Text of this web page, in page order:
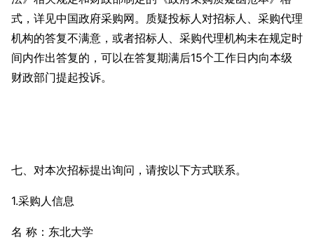
式，详见中国政府采购网。质疑投标人对招标人、采购代理
机构的答复不满意，或者招标人、采购代理机构未在规定时
间内作出答复的，可以在答复期满后15个工作日内向本级
财政部门提起投诉。
七、对本次招标提出询问，请按以下方式联系。
1.采购人信息
名 称：东北大学